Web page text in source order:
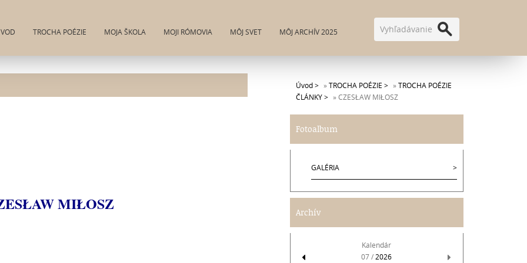
TROCHA POÉZIE MOJA ŠKOLA MOJI RÓMOVIA MÔJ SVET MÔJ ARCHÍV 2025
MIŁOSZ
Úvod »TROCHA POÉZIE »TROCHA POÉZIE
ČLÁNKY
»CZESŁAW MIŁOSZ
Fotoalbum
GALÉRIA
Archív
Kalendár
07 / 2026